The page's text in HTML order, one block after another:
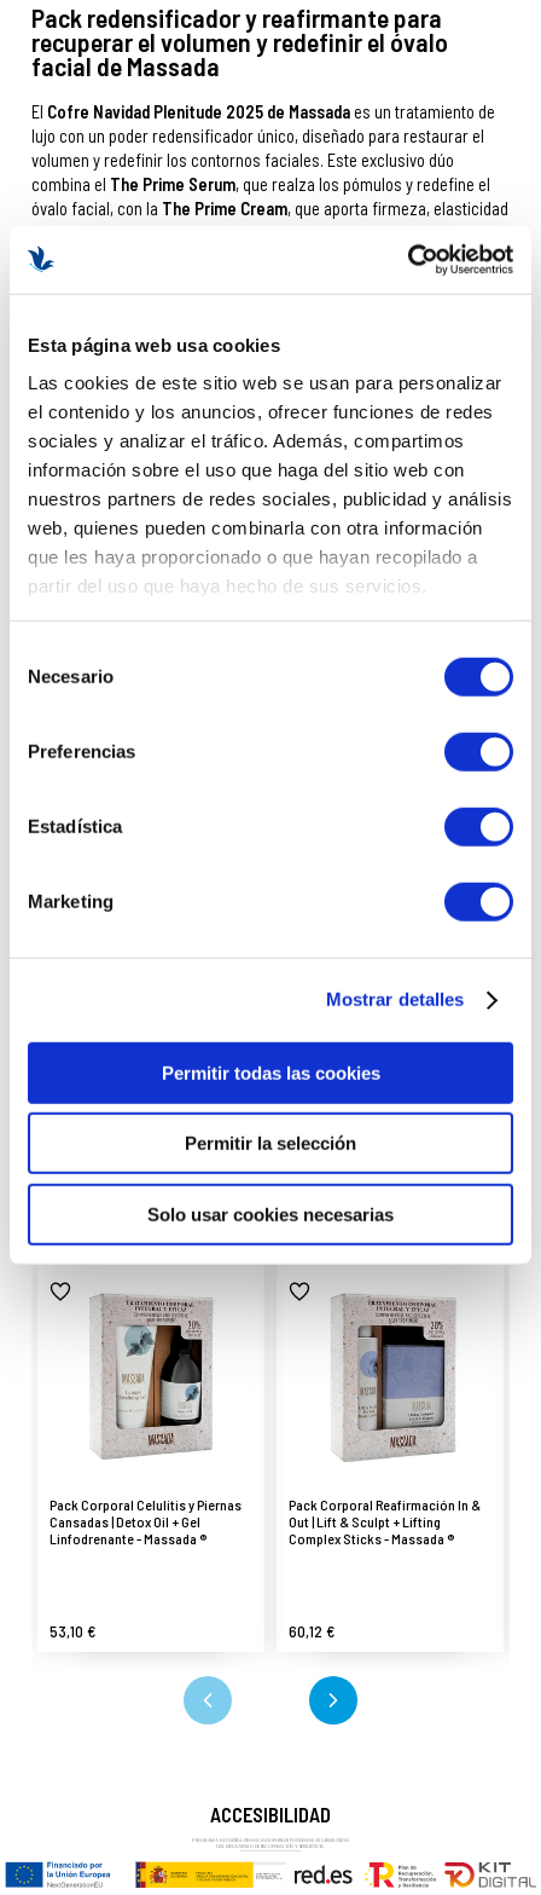
Esta página web usa cookies
Las cookies de este sitio web se usan para personalizar
el contenido y los anuncios, ofrecer funciones de redes
sociales y analizar el tráfico. Además, compartimos
información sobre el uso que haga del sitio web con
nuestros partners de redes sociales, publicidad y análisis
web, quienes pueden combinarla con otra información
que les haya proporcionado o que hayan recopilado a
partir del uso que haya hecho de sus servicios.
Necesario
Preferencias
Estadística
Marketing
Mostrar detalles
Permitir todas las cookies
Permitir la selección
Solo usar cookies necesarias
Pack redensificador y reafirmante para
recuperar el volumen y redefinir el óvalo
facial de Massada
El Cofre Navidad Plenitude 2025 de Massadaes un tratamiento de
lujo con un poder redensificador único, diseñado para restaurar el
volumen y redefinir los contornos faciales. Este exclusivo dúo
combina el The Prime Serum, que realza los pómulos y redefine el
óvalo facial, con la The Prime Cream, que aporta firmeza, elasticidad
ofrecen un efecto remodelador visible y duradero. El regalo perfecto
para quienes desean una piel más firme, tonificada y rejuvenecida.
IR AL RECOMENDADOR
Ups, este producto ha sido
descatalogado.
¿Quieres que te enseñemos
cosméticos similares?
602 253 402
Llámanos al
Productos con
características similares
Pack Corporal Celulitis y Piernas
Cansadas | Detox Oil + Gel
Linfodrenante - Massada ®
53,10 €
Pack Corporal Reafirmación In &
Out | Lift & Sculpt + Lifting
Complex Sticks - Massada ®
60,12 €
ACCESIBILIDAD